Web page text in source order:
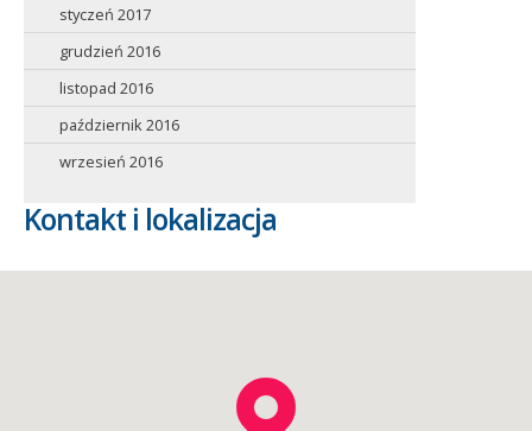
styczeń 2017
grudzień 2016
listopad 2016
październik 2016
wrzesień 2016
Kontakt i lokalizacja